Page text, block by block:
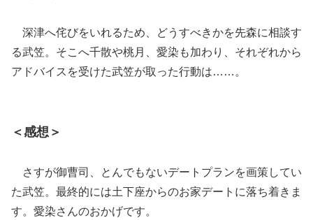
深津へ侘びをいれるため、どうすべきかを先森に相談す
る武笠。そこへ千散や桃月、愛染も加わり、それぞれから
アドバイスを受けた武笠が取った行動は……。
＜感想＞
さすが御曹司、とんでもないデートプランを画策してい
た武笠。最終的には土下座からのお家デートに落ち着きま
す。愛染さんのおかげです。